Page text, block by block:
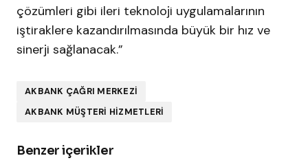
çözümleri gibi ileri teknoloji uygulamalarının
iştiraklere kazandırılmasında büyük bir hız ve
sinerji sağlanacak.”
AKBANK ÇAĞRI MERKEZI
AKBANK MÜŞTERI HIZMETLERI
Benzer içerikler